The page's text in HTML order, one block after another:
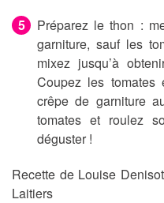
Préparez le thon :
garniture, sauf les
mixez jusqu’à
Coupez les tomates
crêpe de garniture
tomates et roulez
déguster !
Recette de Louise
Laitiers